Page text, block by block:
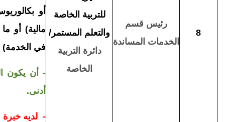
8
رئيس قسم
الخدمات المساندة
للتربية الخاصة
والتعلم المستمر/
دائرة التربية
الخاصة
أو
مالية) أو
في الخدمة) +
- أن يكون
أدنى.
- لديه